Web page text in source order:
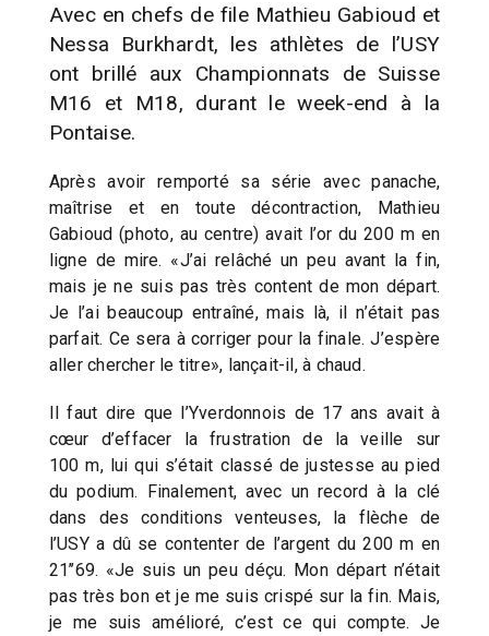
Avec en chefs de file Mathieu Gabioud et
Nessa Burkhardt, les athlètes de l’USY
ont brillé aux Championnats de Suisse
M16 et M18, durant le week-end à la
Pontaise.
Après avoir remporté sa série avec panache,
maîtrise et en toute décontraction, Mathieu
Gabioud (photo, au centre) avait l’or du 200 m en
ligne de mire. «J’ai relâché un peu avant la fin,
mais je ne suis pas très content de mon départ.
Je l’ai beaucoup entraîné, mais là, il n’était pas
parfait. Ce sera à corriger pour la finale. J’espère
aller chercher le titre», lançait-il, à chaud.
Il faut dire que l’Yverdonnois de 17 ans avait à
cœur d’effacer la frustration de la veille sur
100 m, lui qui s’était classé de justesse au pied
du podium. Finalement, avec un record à la clé
dans des conditions venteuses, la flèche de
l’USY a dû se contenter de l’argent du 200 m en
21’’69. «Je suis un peu déçu. Mon départ n’était
pas très bon et je me suis crispé sur la fin. Mais,
je me suis amélioré, c’est ce qui compte. Je